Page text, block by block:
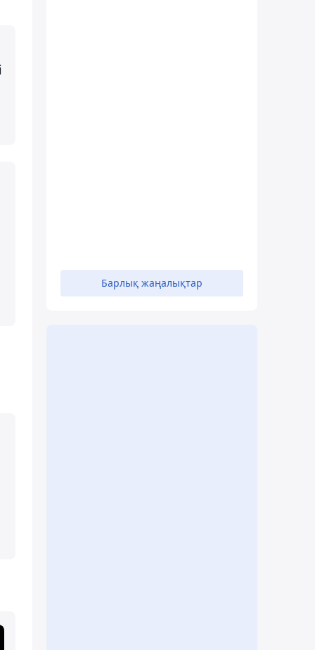
Барлық жаңалықтар